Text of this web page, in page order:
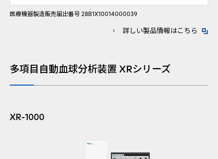
医療機器製造販売届出番号 28B1X10014000039
詳しい製品情報はこちら 新規
多項目自動血球分析装置 XRシリーズ
XR-1000